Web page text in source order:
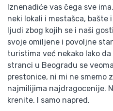
Iznenadiće vas čega sve
neki lokali i mestašca,
ljudi zbog kojih se i naši
svoje omiljene i povoljne
turistima već nekako lako
stranci u Beogradu se
prestonice, ni mi ne smemo
najmilijima najdragocenije.
krenite. I samo napred.